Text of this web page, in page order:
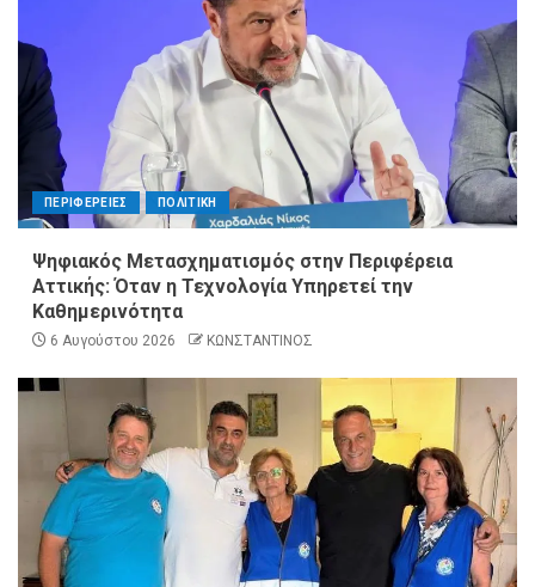
ΠΕΡΙΦΕΡΕΙΕΣ ΠΟΛΙΤΙΚΗ
Ψηφιακός Μετασχηματισμός στην Περιφέρεια
Αττικής: Όταν η Τεχνολογία Υπηρετεί την
Καθημερινότητα
6 Αυγούστου 2026 ΚΩΝΣΤΑΝΤΙΝΟΣ